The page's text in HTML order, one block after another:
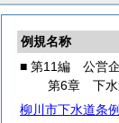
例規名称
■ 第11編 公営
第6章 下水
柳川市下水道条例